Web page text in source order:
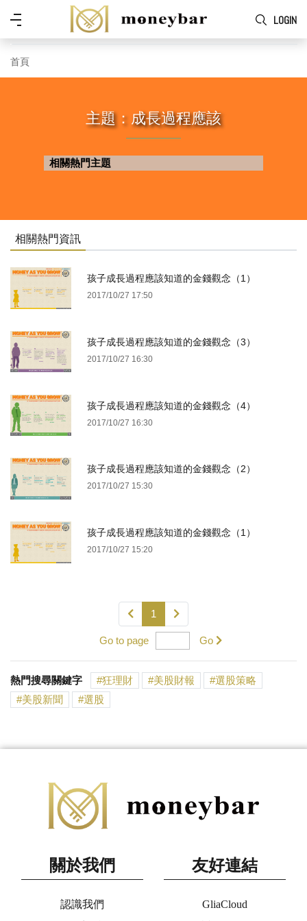
Skip to main content
LOGIN
功
首頁
主題：成長過程應該
相關熱門主題
相關熱門資訊
孩子成長過程應該知道的金錢觀念（1）
2017/10/27 17:50
孩子成長過程應該知道的金錢觀念（3）
2017/10/27 16:30
孩子成長過程應該知道的金錢觀念（4）
2017/10/27 16:30
孩子成長過程應該知道的金錢觀念（2）
2017/10/27 15:30
孩子成長過程應該知道的金錢觀念（1）
2017/10/27 15:20
1
Go to page Go
熱門搜尋關鍵字 狂理財 美股財報
選股策略
美股新聞
選股
關於我們
認識我們
友好連結
GliaCloud